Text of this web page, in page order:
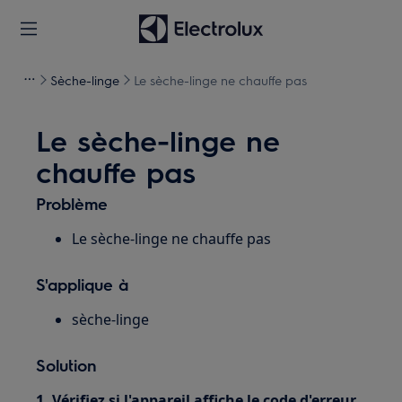
Sèche-linge Le sèche-linge ne chauffe pas
Le sèche-linge ne
chauffe pas
Problème
Le sèche-linge ne chauffe pas
S'applique à
sèche-linge
Solution